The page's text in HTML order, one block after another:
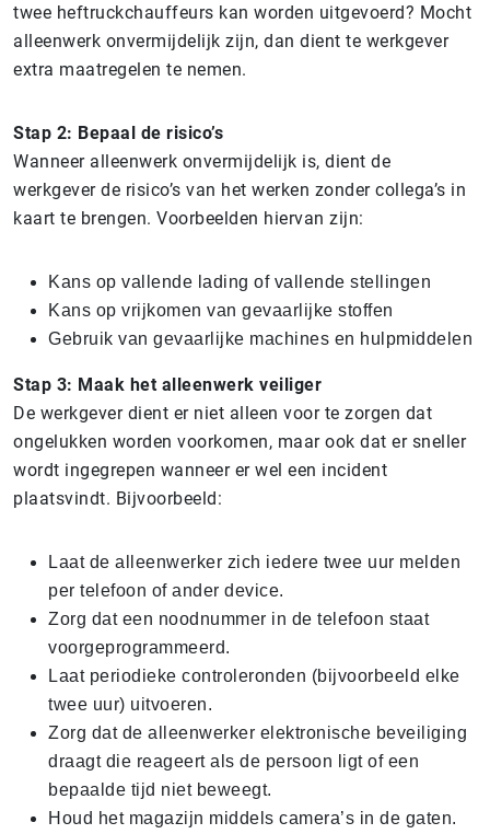
twee heftruckchauffeurs kan worden uitgevoerd? Mocht
alleenwerk onvermijdelijk zijn, dan dient te werkgever
extra maatregelen te nemen.
Stap 2: Bepaal de risico’s
Wanneer alleenwerk onvermijdelijk is, dient de
werkgever de risico’s van het werken zonder collega’s in
kaart te brengen. Voorbeelden hiervan zijn:
Kans op vallende lading of vallende stellingen
Kans op vrijkomen van gevaarlijke stoffen
Gebruik van gevaarlijke machines en hulpmiddelen
Stap 3: Maak het alleenwerk veiliger
De werkgever dient er niet alleen voor te zorgen dat
ongelukken worden voorkomen, maar ook dat er sneller
wordt ingegrepen wanneer er wel een incident
plaatsvindt. Bijvoorbeeld:
Laat de alleenwerker zich iedere twee uur melden
per telefoon of ander device.
Zorg dat een noodnummer in de telefoon staat
voorgeprogrammeerd.
Laat periodieke controleronden (bijvoorbeeld elke
twee uur) uitvoeren.
Zorg dat de alleenwerker elektronische beveiliging
draagt die reageert als de persoon ligt of een
bepaalde tijd niet beweegt.
Houd het magazijn middels camera’s in de gaten.